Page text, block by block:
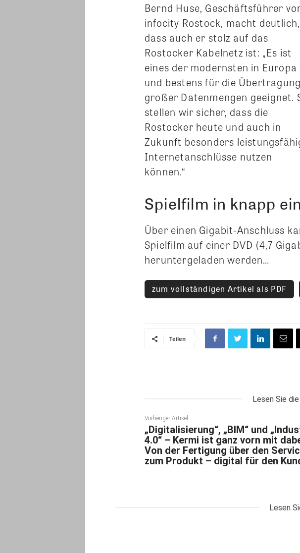
Bernd Huse, Geschäftsführer
infocity Rostock, macht deutlich,
dass auch er stolz auf das
Rostocker Kabelnetz ist: „Es ist
eines der modernsten in Europa
und bestens für die Übertragung
großer Datenmengen geeignet.
stellen wir sicher, dass die
Rostocker heute und auch in
Zukunft besonders
Internetanschlüsse nutzen
können.“
Spielfilm in knapp
Über einen Gigabit-Anschluss
Spielfilm auf einer DVD (4,7
heruntergeladen werden…
zum vollständigen Artikel als PDF
Teilen
Lesen Sie
Vorheriger Artikel
„Digitalisierung“, „BIM“ und
4.0“ – Kermi ist ganz vorn mit
Von der Fertigung über den
zum Produkt – digital für den
Lesen